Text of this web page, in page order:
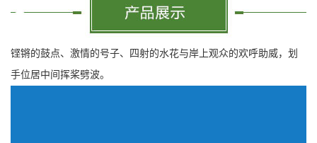
铿锵的鼓点、激情的号子、四射的水花与岸上观众的欢呼助威，划
手位居中间挥桨劈波。